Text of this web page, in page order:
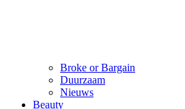
Broke or Bargain
Duurzaam
Nieuws
Beauty